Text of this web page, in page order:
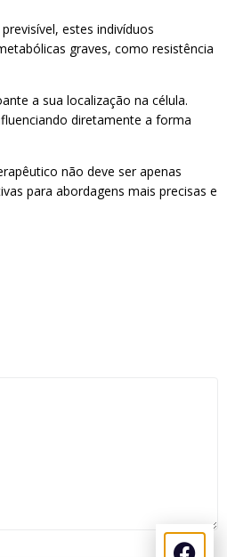
estes indivíduos
graves, como resistência
a sua localização na célula.
diretamente a forma
não deve ser apenas
para abordagens mais precisas e